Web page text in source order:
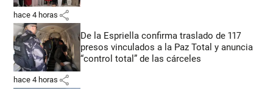
hace 4 horas share
De la Espriella confirma traslado de 117
presos vinculados a la Paz Total y anuncia
“control total” de las cárceles
hace 4 horas share